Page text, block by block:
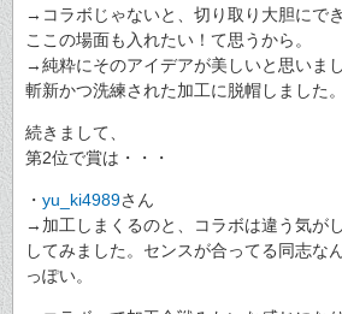
→コラボじゃないと、切り取り大胆にで
ここの場面も入れたい！て思うから。
→純粋にそのアイデアが美しいと思いま
斬新かつ洗練された加工に脱帽しました。
続きまして、
第2位で賞は・・・
・ yu_ki4989さん
→加工しまくるのと、コラボは違う気が
してみました。センスが合ってる同志な
っぽい。